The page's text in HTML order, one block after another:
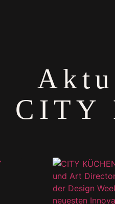
CITY